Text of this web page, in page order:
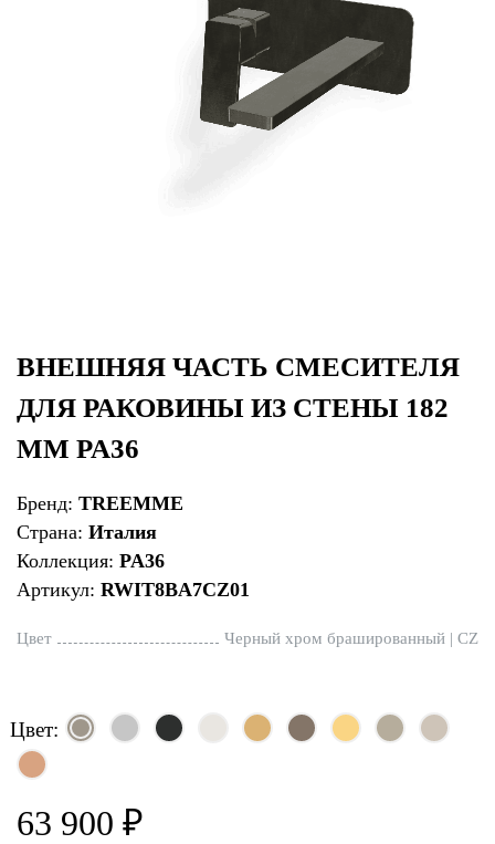
ВНЕШНЯЯ ЧАСТЬ СМЕСИТЕЛЯ
ДЛЯ РАКОВИНЫ ИЗ СТЕНЫ 182
ММ PA36
Бренд: TREEMME
Страна: Италия
Коллекция: PA36
Артикул: RWIT8BA7CZ01
Цвет Черный хром брашированный | CZ
Цвет:
63 900 ₽